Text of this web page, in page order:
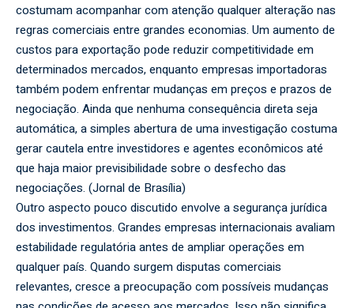
costumam acompanhar com atenção qualquer alteração nas
regras comerciais entre grandes economias. Um aumento de
custos para exportação pode reduzir competitividade em
determinados mercados, enquanto empresas importadoras
também podem enfrentar mudanças em preços e prazos de
negociação. Ainda que nenhuma consequência direta seja
automática, a simples abertura de uma investigação costuma
gerar cautela entre investidores e agentes econômicos até
que haja maior previsibilidade sobre o desfecho das
negociações. (Jornal de Brasília)
Outro aspecto pouco discutido envolve a segurança jurídica
dos investimentos. Grandes empresas internacionais avaliam
estabilidade regulatória antes de ampliar operações em
qualquer país. Quando surgem disputas comerciais
relevantes, cresce a preocupação com possíveis mudanças